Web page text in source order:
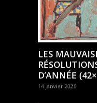
LES
D’ANNÉE
14 janvier 2026